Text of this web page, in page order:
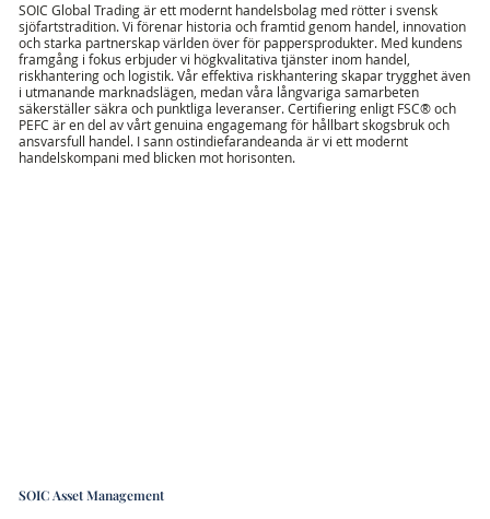
SOIC Global Trading är ett modernt handelsbolag med rötter i svensk
sjöfartstradition. Vi förenar historia och framtid genom handel, innovation
och starka partnerskap världen över för pappersprodukter. Med kundens
framgång i fokus erbjuder vi högkvalitativa tjänster inom handel,
riskhantering och logistik. Vår effektiva riskhantering skapar trygghet även
i utmanande marknadslägen, medan våra långvariga samarbeten
säkerställer säkra och punktliga leveranser. Certifiering enligt FSC® och
PEFC är en del av vårt genuina engagemang för hållbart skogsbruk och
ansvarsfull handel. I sann ostindiefarandeanda är vi ett modernt
handelskompani med blicken mot horisonten.
SOIC Asset Management